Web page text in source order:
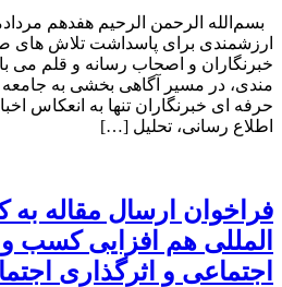
بسم‌الله الرحمن الرحیم هفدهم
ارزشمندی برای پاسداشت تلاش‌ های
خبرنگاران و اصحاب رسانه و قلم می
مندی، در مسیر آگاهی‌ بخشی به
حرفه‌ ای خبرنگاران تنها به انعکاس
اطلاع رسانی، تحلیل […]
فراخوان ارسال مقاله به
المللی هم افزایی کسب
اجتماعی و اثرگذاری